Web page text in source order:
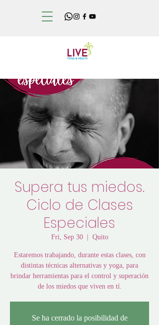
Supera tus miedos.
Ciclo de Clases
Especiales
Fri, Sep 30
  |
Quito
Estaremos trabajando, durante estas clases, con
distintas técnicas alternativas y yoga, para
brindar herramientas para el control y superación
de los miedos que viven en tí.
Se ha cerrado la posibilidad de